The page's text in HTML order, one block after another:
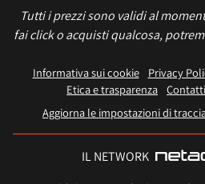
Tutti i prezzi sono validi al
fai click o acquisti qualcosa,
Informativa sui cookie Privacy
Etica e trasparenza Contatti
Aggiorna le impostazioni di
IL NETWORK